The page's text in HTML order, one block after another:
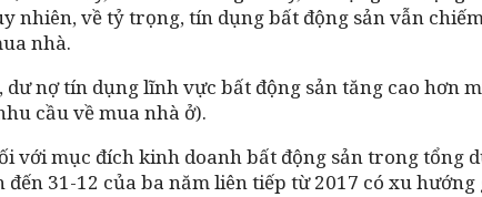
nhiên, về tỷ trọng, tín dụng bất động sản vẫn
nhà.
dư nợ tín dụng lĩnh vực bất động sản tăng cao
cầu về mua nhà ở).
với mục đích kinh doanh bất động sản trong tổng
31-12 của ba năm liên tiếp từ 2017 có xu